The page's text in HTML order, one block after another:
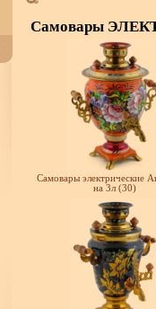
Самовары
Самовары электрические
на 3л (30)